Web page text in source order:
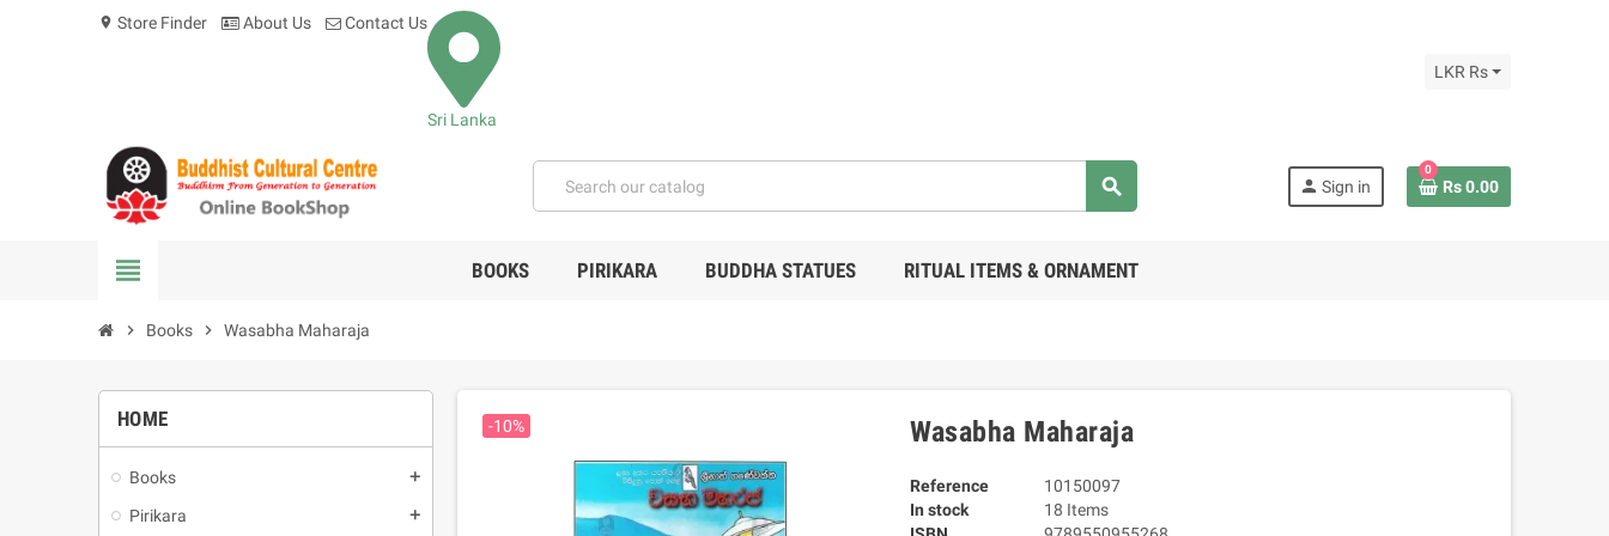
location_on Store Finder About Us Contact Us
Sri Lanka
LKR Rs
search person Sign in
0
Rs 0.00
view_headline BOOKS PIRIKARA BUDDHA STATUES RITUAL ITEMS & ORNAMENT
chevron_right Books chevron_right Wasabha Maharaja
HOME
Books add
Pirikara add
-10% Wasabha Maharaja
Reference
10150097
In stock
18 Items